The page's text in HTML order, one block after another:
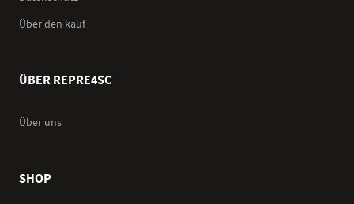
Über den kauf
ÜBER REPRE4SC
Über uns
SHOP